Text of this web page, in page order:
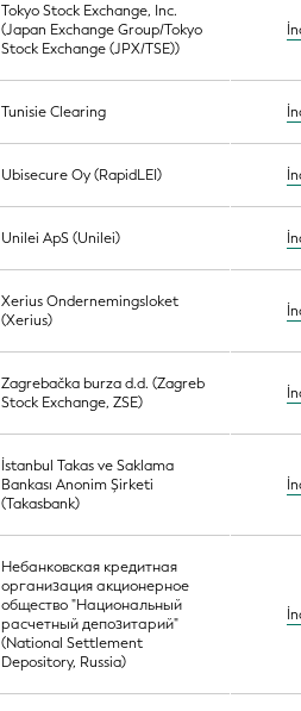
Tokyo Stock Exchange, Inc.
(Japan Exchange Group/Tokyo
Stock Exchange (JPX/TSE))
Tunisie Clearing
Ubisecure Oy (RapidLEI)
Unilei ApS (Unilei)
Xerius Ondernemingsloket
(Xerius)
Zagrebačka burza d.d. (Zagreb
Stock Exchange, ZSE)
İstanbul Takas ve Saklama
Bankası Anonim Şirketi
(Takasbank)
Небанковская кредитная
организация акционерное
общество "Национальный
расчетный депозитарий"
(National Settlement
Depository, Russia)